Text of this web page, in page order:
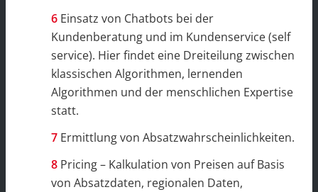
Einsatz von Chatbots bei der
Kundenberatung und im Kundenservice (self
service). Hier findet eine Dreiteilung zwischen
klassischen Algorithmen, lernenden
Algorithmen und der menschlichen Expertise
statt.
Ermittlung von Absatzwahrscheinlichkeiten.
Pricing – Kalkulation von Preisen auf Basis
von Absatzdaten, regionalen Daten,